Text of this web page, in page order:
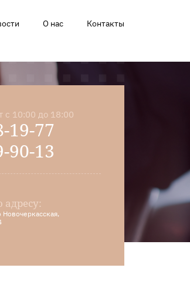
О нас Контакты
с 10:00 до 18:00
19-77
90-13
Новочеркасская,